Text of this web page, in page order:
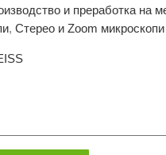
и преработка на
, Стерео и Zoom микроскопи